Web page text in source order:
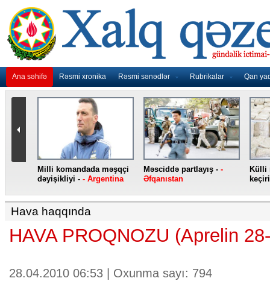
Ana səhifə Rəsmi xronika Rəsmi sənədlər Rubrikalar Qan
Milli komandada məşqçi
dəyişikliyi - - Argentina
Məsciddə partlayış - -
Əfqanıstan
Külli
Hava haqqında
HAVA PROQNOZU (Aprelin
28.04.2010 06:53 | Oxunma sayı: 794